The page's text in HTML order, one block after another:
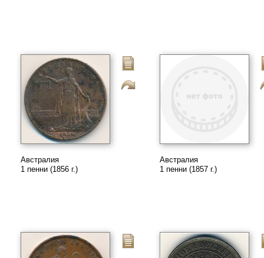
Австралия
1 пенни (1856 г.)
Австралия
1 пенни (1857 г.)